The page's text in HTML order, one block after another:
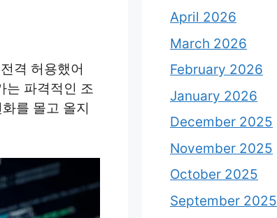
격 허용했어
는 파격적인 조
를 몰고 올지
April 2026
March 2026
February 2026
January 2026
December 2025
November 2025
October 2025
September 2025